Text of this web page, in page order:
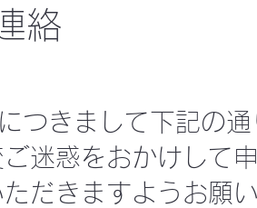
絡
つきまして下記の
迷惑をおかけして
だきますようお願